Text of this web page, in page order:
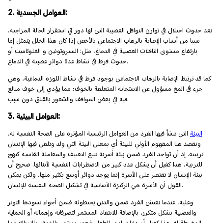
2. العوامل الجسدية:
يعد حدوث اختلال في توازن النواقل العصبية التي لها دور في استقرار الحالة المزاجية،
سببا من أسباب الإصابة بالرهاب الاجتماعي بالأخص إذا كان هذا الخلل يتمثل إما
بارتفاع مستوى الناقلات العصبية في الدماغ، مثل: السيروتونين و الغلوتاميت أو
حدوث فرط في نشاط عدة دوائر عصبية في الدماغ.
كما قد ترتبط الإصابة بالرهاب الاجتماعي بوجود فرط في نشاط اللوزة الدماغية، وهي
جزء في المخ مسؤول عن الاستجابة المتعلقة بالخوف؛ مما يؤدي إلى خوف مبالغ
فيه في بعض المواقف والشعور بالقلق دون سبب.
3. العوامل البيئية:
البيئة التي ينشأ فيها الفرد من العوامل الرئيسية المؤثرة على الصحة النفسية له،
ونقصد هنا المفهوم الأولي للبيئة أي بمعنى البيئة التي ولد وتلقى فيها الإنسان
تربيته. إذ أن تواجد الفرد ضمن بيئة أسرية تتبع التعنيف والمعاملة القاسية كنهج
للتربية، هذا كفيل أن يشكل عدد كبير من الاضطرابات النفسية لأبنائها. صحيح أن
بيئة الإنسان لا تقتصر على الأسرة إنما يوجد دوائر أوسع بكثير منها، ولكن يمكن
القول أن الأسرة هي الركيزة الأساسية في تشكيل الصحة النفسية للإنسان.
وعليه، عندما يعيش الفرد ضمن والدين يحيطونه ضمن أجواء تسودها التوتر
والعصبية بشكل متكرر، بالإضافة للانتقاد المستمر لتصرفاته وإهماله أو الحماية